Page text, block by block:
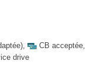
, CB acceptée,
drive